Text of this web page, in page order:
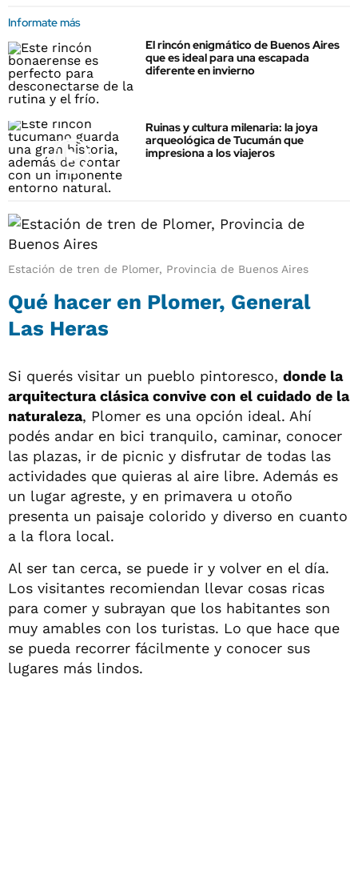
Informate más
El rincón enigmático de Buenos Aires
que es ideal para una escapada
diferente en invierno
Ruinas y cultura milenaria: la joya
arqueológica de Tucumán que
impresiona a los viajeros
Estación de tren de Plomer, Provincia de Buenos Aires
Qué hacer en Plomer, General
Las Heras
Si querés visitar un pueblo pintoresco, donde la
arquitectura clásica convive con el cuidado de la
naturaleza, Plomer es una opción ideal. Ahí
podés andar en bici tranquilo, caminar, conocer
las plazas, ir de picnic y disfrutar de todas las
actividades que quieras al aire libre. Además es
un lugar agreste, y en primavera u otoño
presenta un paisaje colorido y diverso en cuanto
a la flora local.
Al ser tan cerca, se puede ir y volver en el día.
Los visitantes recomiendan llevar cosas ricas
para comer y subrayan que los habitantes son
muy amables con los turistas. Lo que hace que
se pueda recorrer fácilmente y conocer sus
lugares más lindos.